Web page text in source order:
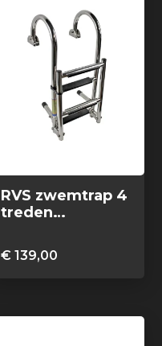
RVS zwemtrap 4
treden
€ 139,00